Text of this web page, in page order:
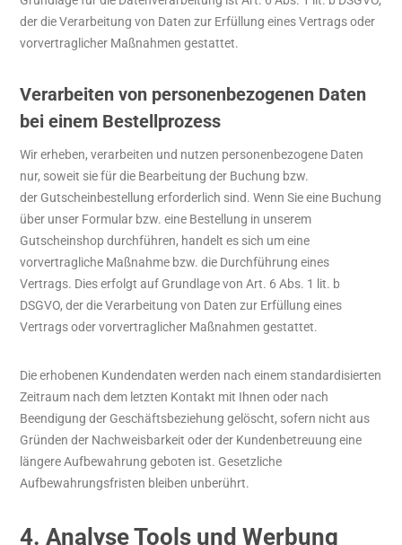
der die Verarbeitung von Daten zur Erfüllung eines Vertrags oder
vorvertraglicher Maßnahmen gestattet.
Verarbeiten von personenbezogenen Daten
bei einem Bestellprozess
Wir erheben, verarbeiten und nutzen personenbezogene Daten
nur, soweit sie für die Bearbeitung der Buchung bzw.
der Gutscheinbestellung erforderlich sind. Wenn Sie eine Buchung
über unser Formular bzw. eine Bestellung in unserem
Gutscheinshop durchführen, handelt es sich um eine
vorvertragliche Maßnahme bzw. die Durchführung eines
Vertrags. Dies erfolgt auf Grundlage von Art. 6 Abs. 1 lit. b
DSGVO, der die Verarbeitung von Daten zur Erfüllung eines
Vertrags oder vorvertraglicher Maßnahmen gestattet.
Die erhobenen Kundendaten werden nach einem standardisierten
Zeitraum nach dem letzten Kontakt mit Ihnen oder nach
Beendigung der Geschäftsbeziehung gelöscht, sofern nicht aus
Gründen der Nachweisbarkeit oder der Kundenbetreuung eine
längere Aufbewahrung geboten ist. Gesetzliche
Aufbewahrungsfristen bleiben unberührt.
4. Analyse Tools und Werbung